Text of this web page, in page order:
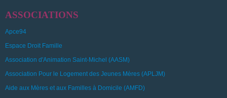
ASSOCIATIONS
Apce94
Espace Droit Famille
Association d'Animation Saint-Michel (AASM)
Association Pour le Logement des Jeunes Mères (APLJM)
Aide aux Mères et aux Familles à Domicile (AMFD)